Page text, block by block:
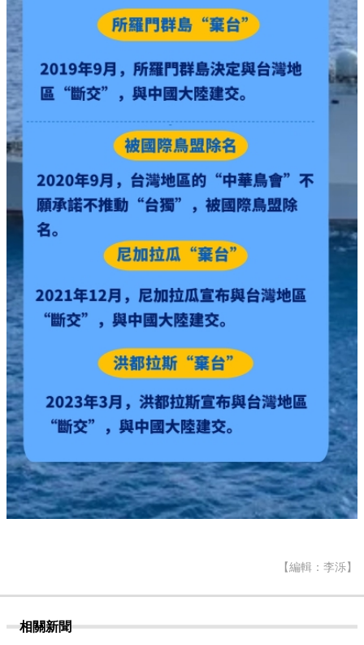
【編輯：李泺】
相關新聞